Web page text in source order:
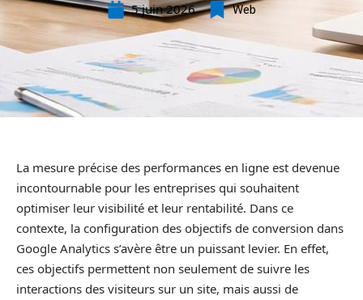
5 juin 2026 Web
La mesure précise des performances en ligne est devenue
incontournable pour les entreprises qui souhaitent
optimiser leur visibilité et leur rentabilité. Dans ce
contexte, la configuration des objectifs de conversion dans
Google Analytics s’avère être un puissant levier. En effet,
ces objectifs permettent non seulement de suivre les
interactions des visiteurs sur un site, mais aussi de